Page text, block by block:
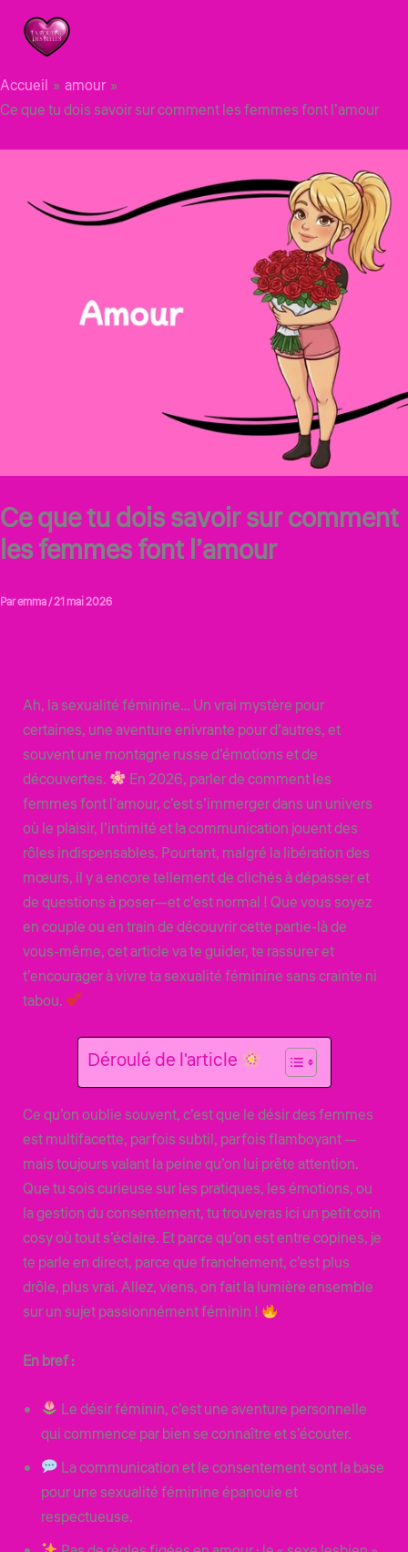
contenu
Accueil
amour
Ce que tu dois savoir sur comment les femmes font l’amour
Ce que tu dois savoir sur comment
les femmes font l’amour
Paremma/21 mai 2026
Ah, la sexualité féminine… Un vrai mystère pour
certaines, une aventure enivrante pour d’autres, et
souvent une montagne russe d’émotions et de
découvertes.
En 2026, parler de comment les
femmes font l’amour, c’est s’immerger dans un univers
où le plaisir, l’intimité et la communication jouent des
rôles indispensables. Pourtant, malgré la libération des
mœurs, il y a encore tellement de clichés à dépasser et
de questions à poser—et c’est normal ! Que vous soyez
en couple ou en train de découvrir cette partie-là de
vous-même, cet article va te guider, te rassurer et
t’encourager à vivre ta sexualité féminine sans crainte ni
tabou.
Déroulé de l'article
Ce qu’on oublie souvent, c’est que le désir des femmes
est multifacette, parfois subtil, parfois flamboyant —
mais toujours valant la peine qu’on lui prête attention.
Que tu sois curieuse sur les pratiques, les émotions, ou
la gestion du consentement, tu trouveras ici un petit coin
cosy où tout s’éclaire. Et parce qu’on est entre copines, je
te parle en direct, parce que franchement, c’est plus
drôle, plus vrai. Allez, viens, on fait la lumière ensemble
sur un sujet passionnément féminin !
En bref :
Le désir féminin, c’est une aventure personnelle
qui commence par bien se connaître et s’écouter.
La communication et le consentement sont la base
pour une sexualité féminine épanouie et
respectueuse.